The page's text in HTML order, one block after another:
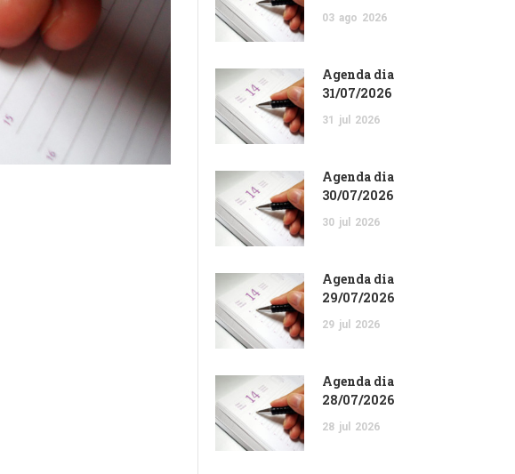
03 ago 2026
Agenda dia
31/07/2026
31 jul 2026
Agenda dia
30/07/2026
30 jul 2026
Agenda dia
29/07/2026
29 jul 2026
Agenda dia
28/07/2026
28 jul 2026